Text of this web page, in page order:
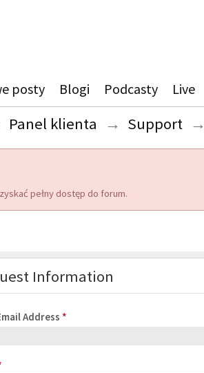
posty Blogi Podcasty Live
Panel klienta → Support →
pełny dostęp do forum.
Information
Address *